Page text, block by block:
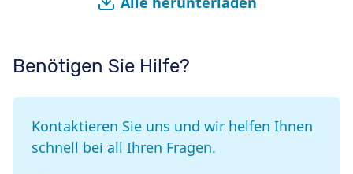
Benötigen Sie Hilfe?
Kontaktieren Sie uns und wir helfen Ihnen
schnell bei all Ihren Fragen.